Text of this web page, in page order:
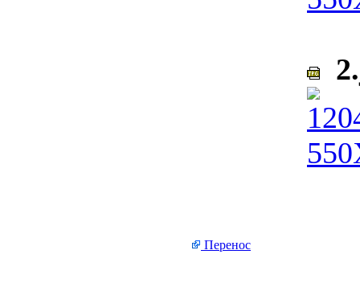
Перенос